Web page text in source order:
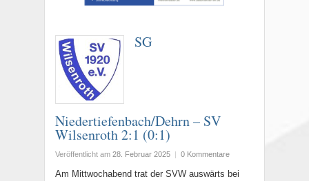
SG
Niedertiefenbach/Dehrn – SV
Wilsenroth 2:1 (0:1)
Veröffentlicht am 28. Februar 2025 | 0 Kommentare
Am Mittwochabend trat der SVW auswärts bei